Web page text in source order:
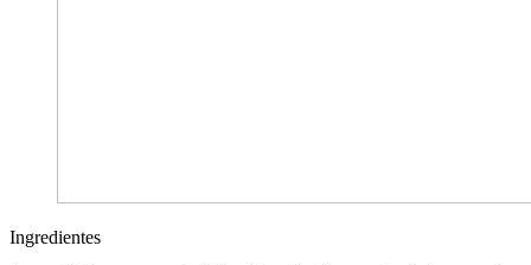
Ingredientes